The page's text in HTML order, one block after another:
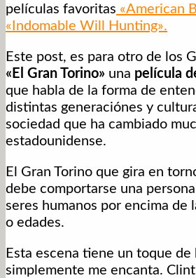
películas favoritas «American
«Indomable Will Hunting».
Este post, es para otro de los
«El Gran Torino» una película
que habla de la forma de
distintas generaciónes y
sociedad que ha cambiado
estadounidense.
El Gran Torino que gira en
debe comportarse una
seres humanos por encima de
o edades.
Esta escena tiene un toque de
simplemente me encanta.